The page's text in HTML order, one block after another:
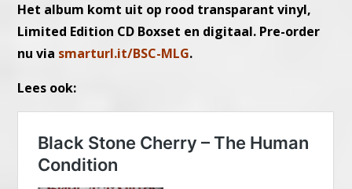
Het album komt uit op rood transparant vinyl,
Limited Edition CD Boxset en digitaal. Pre-order
nu via smarturl.it/BSC-MLG.
Lees ook: